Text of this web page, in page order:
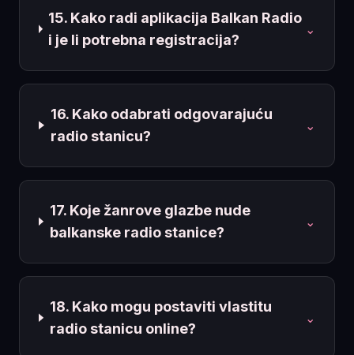
15. Kako radi aplikacija Balkan Radio
i je li potrebna registracija?
⌄
16. Kako odabrati odgovarajuću
radio stanicu?
⌄
17. Koje žanrove glazbe nude
balkanske radio stanice?
⌄
18. Kako mogu postaviti vlastitu
radio stanicu online?
⌄